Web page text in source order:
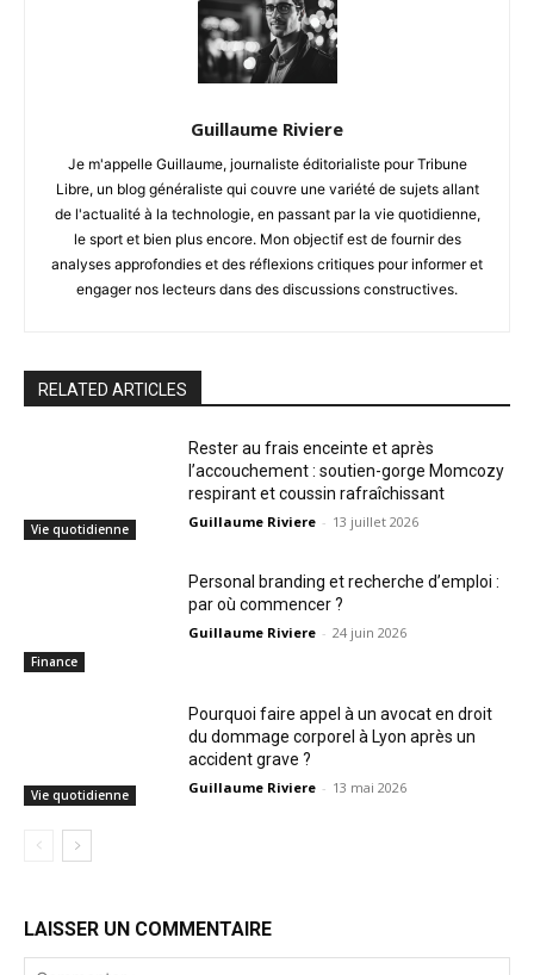
Guillaume Riviere
Je m'appelle Guillaume, journaliste éditorialiste pour Tribune
Libre, un blog généraliste qui couvre une variété de sujets allant
de l'actualité à la technologie, en passant par la vie quotidienne,
le sport et bien plus encore. Mon objectif est de fournir des
analyses approfondies et des réflexions critiques pour informer et
engager nos lecteurs dans des discussions constructives.
RELATED ARTICLES
Vie quotidienne
Rester au frais enceinte et après
l’accouchement : soutien-gorge Momcozy
respirant et coussin rafraîchissant
Guillaume Riviere - 13 juillet 2026
Finance
Personal branding et recherche d’emploi :
par où commencer ?
Guillaume Riviere - 24 juin 2026
Vie quotidienne
Pourquoi faire appel à un avocat en droit
du dommage corporel à Lyon après un
accident grave ?
Guillaume Riviere - 13 mai 2026
LAISSER UN COMMENTAIRE